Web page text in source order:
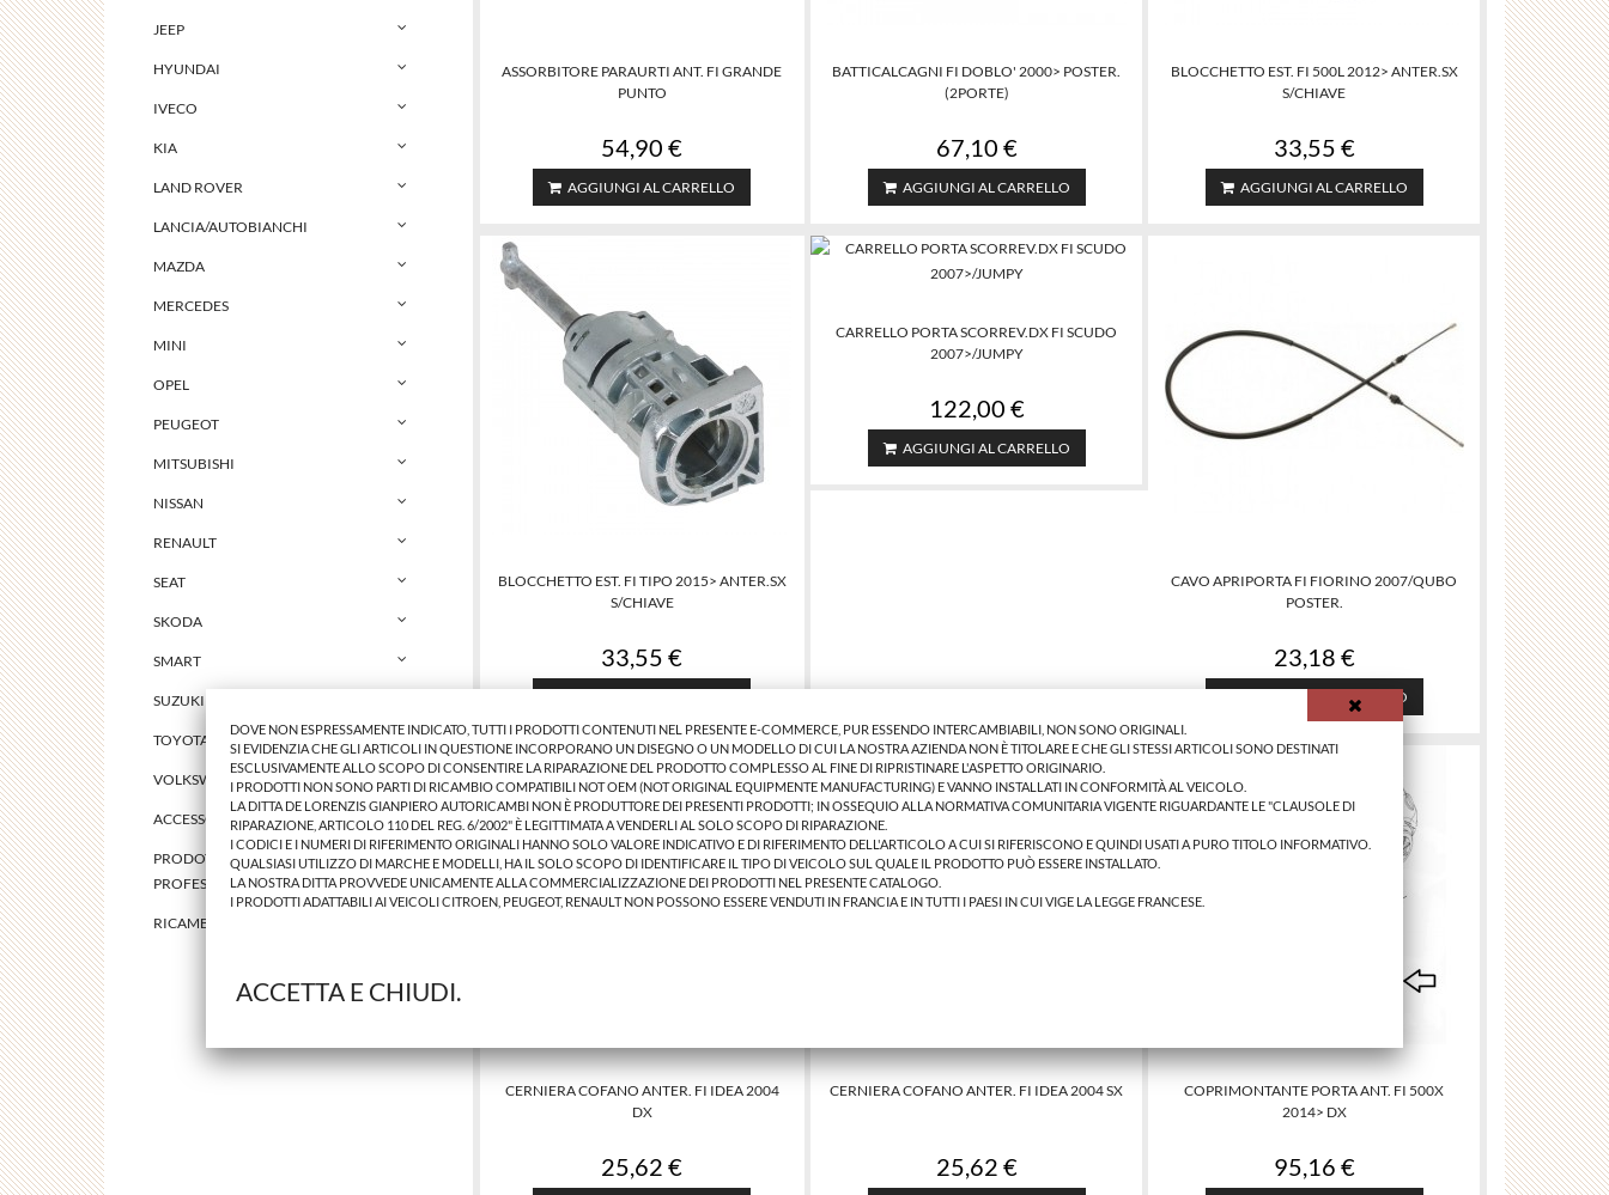
JEEP
HYUNDAI
IVECO
KIA
LAND ROVER
LANCIA/AUTOBIANCHI
MAZDA
MERCEDES
MINI
OPEL
PEUGEOT
MITSUBISHI
NISSAN
RENAULT
SEAT
SKODA
SMART
SUZUKI
TOYOTA
VOLKSWAGEN
ACCESSORI E RICAMBI UNIVERSALI
PRODOTTI E ATTREZZATURE
PROFESSIONALI
RICAMBI PER AUTO D'EPOCA
ASSORBITORE PARAURTI ANT. FI GRANDE
PUNTO
54,90 €
AGGIUNGI AL CARRELLO
BATTICALCAGNI FI DOBLO' 2000> POSTER.
(2PORTE)
67,10 €
AGGIUNGI AL CARRELLO
BLOCCHETTO EST. FI 500L 2012> ANTER.SX
S/CHIAVE
33,55 €
AGGIUNGI AL CARRELLO
BLOCCHETTO EST. FI TIPO 2015> ANTER.SX
S/CHIAVE
33,55 €
CARRELLO PORTA SCORREV.DX FI SCUDO
2007>/JUMPY
122,00 €
AGGIUNGI AL CARRELLO
CAVO APRIPORTA FI FIORINO 2007/QUBO
POSTER.
23,18 €
AGGIUNGI AL CARRELLO
CERNIERA COFANO ANTER. FI IDEA 2004
DX
25,62 €
CERNIERA COFANO ANTER. FI IDEA 2004 SX
25,62 €
COPRIMONTANTE PORTA ANT. FI 500X
2014> DX
95,16 €
DOVE NON ESPRESSAMENTE INDICATO, TUTTI I PRODOTTI CONTENUTI NEL PRESENTE E-COMMERCE, PUR ESSENDO INTERCAMBIABILI, NON SONO ORIGINALI.
SI EVIDENZIA CHE GLI ARTICOLI IN QUESTIONE INCORPORANO UN DISEGNO O UN MODELLO DI CUI LA NOSTRA AZIENDA NON È TITOLARE E CHE GLI STESSI ARTICOLI SONO DESTINATI
ESCLUSIVAMENTE ALLO SCOPO DI CONSENTIRE LA RIPARAZIONE DEL PRODOTTO COMPLESSO AL FINE DI RIPRISTINARE L'ASPETTO ORIGINARIO.
I PRODOTTI NON SONO PARTI DI RICAMBIO COMPATIBILI NOT OEM (NOT ORIGINAL EQUIPMENTE MANUFACTURING) E VANNO INSTALLATI IN CONFORMITÀ AL VEICOLO.
LA DITTA DE LORENZIS GIANPIERO AUTORICAMBI NON È PRODUTTORE DEI PRESENTI PRODOTTI; IN OSSEQUIO ALLA NORMATIVA COMUNITARIA VIGENTE RIGUARDANTE LE "CLAUSOLE DI
RIPARAZIONE, ARTICOLO 110 DEL REG. 6/2002" È LEGITTIMATA A VENDERLI AL SOLO SCOPO DI RIPARAZIONE.
I CODICI E I NUMERI DI RIFERIMENTO ORIGINALI HANNO SOLO VALORE INDICATIVO E DI RIFERIMENTO DELL'ARTICOLO A CUI SI RIFERISCONO E QUINDI USATI A PURO TITOLO INFORMATIVO.
QUALSIASI UTILIZZO DI MARCHE E MODELLI, HA IL SOLO SCOPO DI IDENTIFICARE IL TIPO DI VEICOLO SUL QUALE IL PRODOTTO PUÒ ESSERE INSTALLATO.
LA NOSTRA DITTA PROVVEDE UNICAMENTE ALLA COMMERCIALIZZAZIONE DEI PRODOTTI NEL PRESENTE CATALOGO.
I PRODOTTI ADATTABILI AI VEICOLI CITROEN, PEUGEOT, RENAULT NON POSSONO ESSERE VENDUTI IN FRANCIA E IN TUTTI I PAESI IN CUI VIGE LA LEGGE FRANCESE.
ACCETTA E CHIUDI.